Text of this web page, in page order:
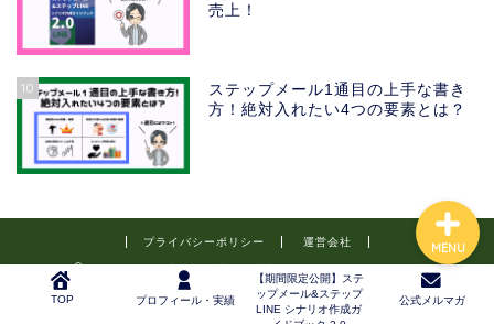
売上！
10
ステップメール1通目の上手な書き
方！絶対入れたい4つの要素とは？
プライバシーポリシー 運営会社
2021–2026 小さな会社の経営者の為のオンラインビジネス
TOP プロフィール・実績
【期間限定公開】ステ
ップメール&ステップ
LINE シナリオ作成ガ
公式メルマガ
MENU
【期間限定公開】ステップ
リオ作成ガイドブック 2.0
公式メルマガ